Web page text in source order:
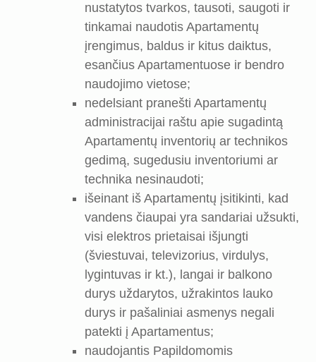
nustatytos tvarkos, tausoti, saugoti ir
tinkamai naudotis Apartamentų
įrengimus, baldus ir kitus daiktus,
esančius Apartamentuose ir bendro
naudojimo vietose;
nedelsiant pranešti Apartamentų
administracijai raštu apie sugadintą
Apartamentų inventorių ar technikos
gedimą, sugedusiu inventoriumi ar
technika nesinaudoti;
išeinant iš Apartamentų įsitikinti, kad
vandens čiaupai yra sandariai užsukti,
visi elektros prietaisai išjungti
(šviestuvai, televizorius, virdulys,
lygintuvas ir kt.), langai ir balkono
durys uždarytos, užrakintos lauko
durys ir pašaliniai asmenys negali
patekti į Apartamentus;
naudojantis Papildomomis